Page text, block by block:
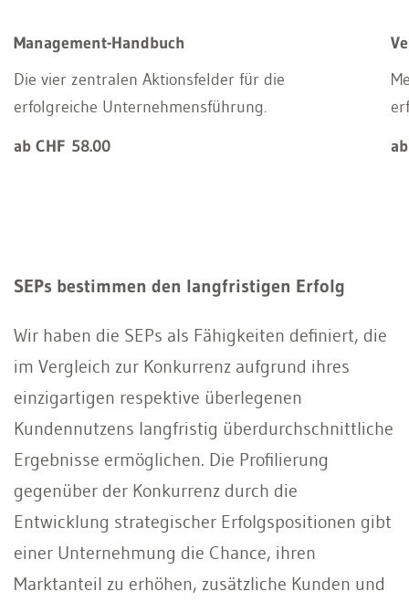
Management-Handbuch
Die vier zentralen Aktionsfelder für die
erfolgreiche Unternehmensführung.
ab CHF 58.00
SEPs bestimmen den langfristigen Erfolg
Wir haben die SEPs als Fähigkeiten deﬁniert, die
im Vergleich zur Konkurrenz aufgrund ihres
einzigartigen respektive überlegenen
Kundennutzens langfristig überdurchschnittliche
Ergebnisse ermöglichen. Die Proﬁlierung
gegenüber der Konkurrenz durch die
Entwicklung strategischer Erfolgspositionen gibt
einer Unternehmung die Chance, ihren
Marktanteil zu erhöhen, zusätzliche Kunden und